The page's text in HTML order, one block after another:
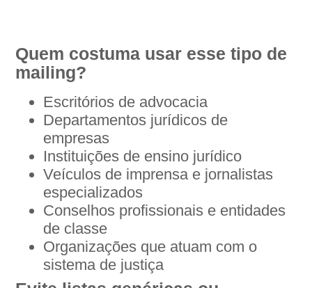
Quem costuma usar esse tipo de
mailing?
Escritórios de advocacia
Departamentos jurídicos de
empresas
Instituições de ensino jurídico
Veículos de imprensa e jornalistas
especializados
Conselhos profissionais e entidades
de classe
Organizações que atuam com o
sistema de justiça